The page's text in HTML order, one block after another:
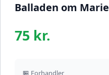
Balladen om Marie
75 kr.
🏪 Forhandler